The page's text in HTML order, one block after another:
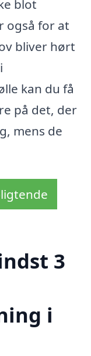
blot
også for at
bliver hørt
kan du få
på det, der
mens de
3
i